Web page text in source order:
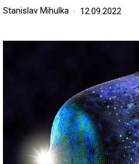
Stanislav Mihulka 12.09.2022